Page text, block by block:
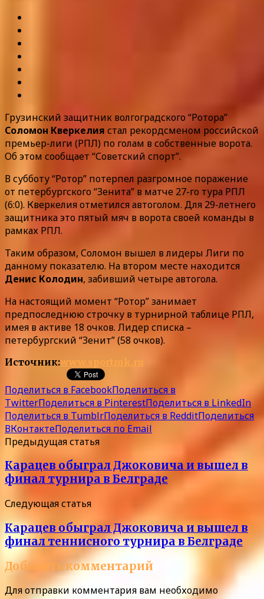
Грузинский защитник волгоградского “Ротора”
Соломон Кверкелия стал рекордсменом российской
премьер-лиги (РПЛ) по голам в собственные ворота.
Об этом сообщает “Советский спорт”.
В субботу “Ротор” потерпел разгромное поражение
от петербургского “Зенита” в матче 27-го тура РПЛ
(6:0). Кверкелия отметился автоголом. Для 29-летнего
защитника это пятый мяч в ворота своей команды в
рамках РПЛ.
Таким образом, Соломон вышел в лидеры Лиги по
данному показателю. На втором месте находится
Денис Колодин, забивший четыре автогола.
На настоящий момент “Ротор” занимает
предпоследнюю строчку в турнирной таблице РПЛ,
имея в активе 18 очков. Лидер списка –
петербургский “Зенит” (58 очков).
Источник:www.sportmk.ru
Поделиться в FacebookПоделиться в
TwitterПоделиться в PinterestПоделиться в LinkedIn
Поделиться в TumblrПоделиться в RedditПоделиться
ВКонтактеПоделиться по Email
Предыдущая статья
Карацев обыграл Джоковича и вышел в
финал турнира в Белграде
Следующая статья
Карацев обыграл Джоковича и вышел в
финал теннисного турнира в Белграде
Добавить комментарий
Для отправки комментария вам необходимо